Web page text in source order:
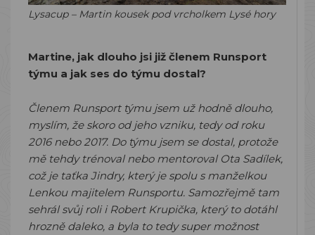
Lysacup – Martin kousek pod vrcholkem Lysé hory
Martine, jak dlouho jsi již členem Runsport
týmu a jak ses do týmu dostal?
Členem Runsport týmu jsem už hodně dlouho,
myslím, že skoro od jeho vzniku, tedy od roku
2016 nebo 2017. Do týmu jsem se dostal, protože
mě tehdy trénoval nebo mentoroval Ota Sadílek,
což je taťka Jindry, který je spolu s manželkou
Lenkou majitelem Runsportu. Samozřejmě tam
sehrál svůj roli i Robert Krupička, který to dotáhl
hrozně daleko, a byla to tedy super možnost